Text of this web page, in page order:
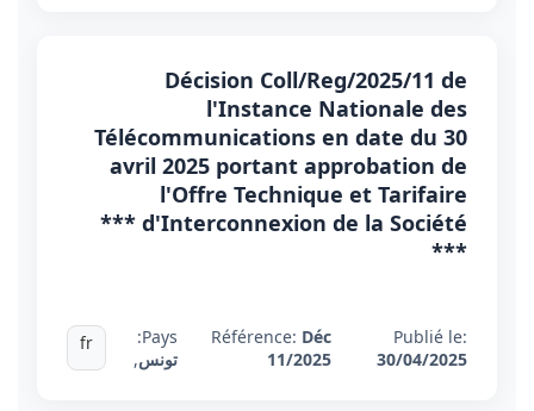
Décision Coll/Reg/2025/11 de
l'Instance Nationale des
Télécommunications en date du 30
avril 2025 portant approbation de
l'Offre Technique et Tarifaire
d'Interconnexion de la Société ***
***
Publié le:
30/04/2025
Référence: Déc
11/2025
Pays:
تونس,
fr